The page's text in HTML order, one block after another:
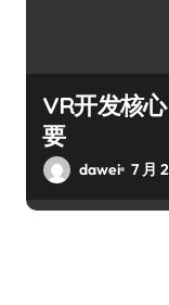
VR开发核
要
dawei 7 月